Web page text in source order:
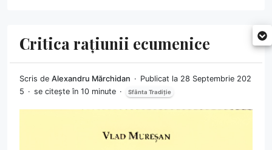
Critica rațiunii ecumenice
Scris de Alexandru Mărchidan
Publicat la 28 Septembrie 202
5
se citește în 10 minute Sfânta Tradiție